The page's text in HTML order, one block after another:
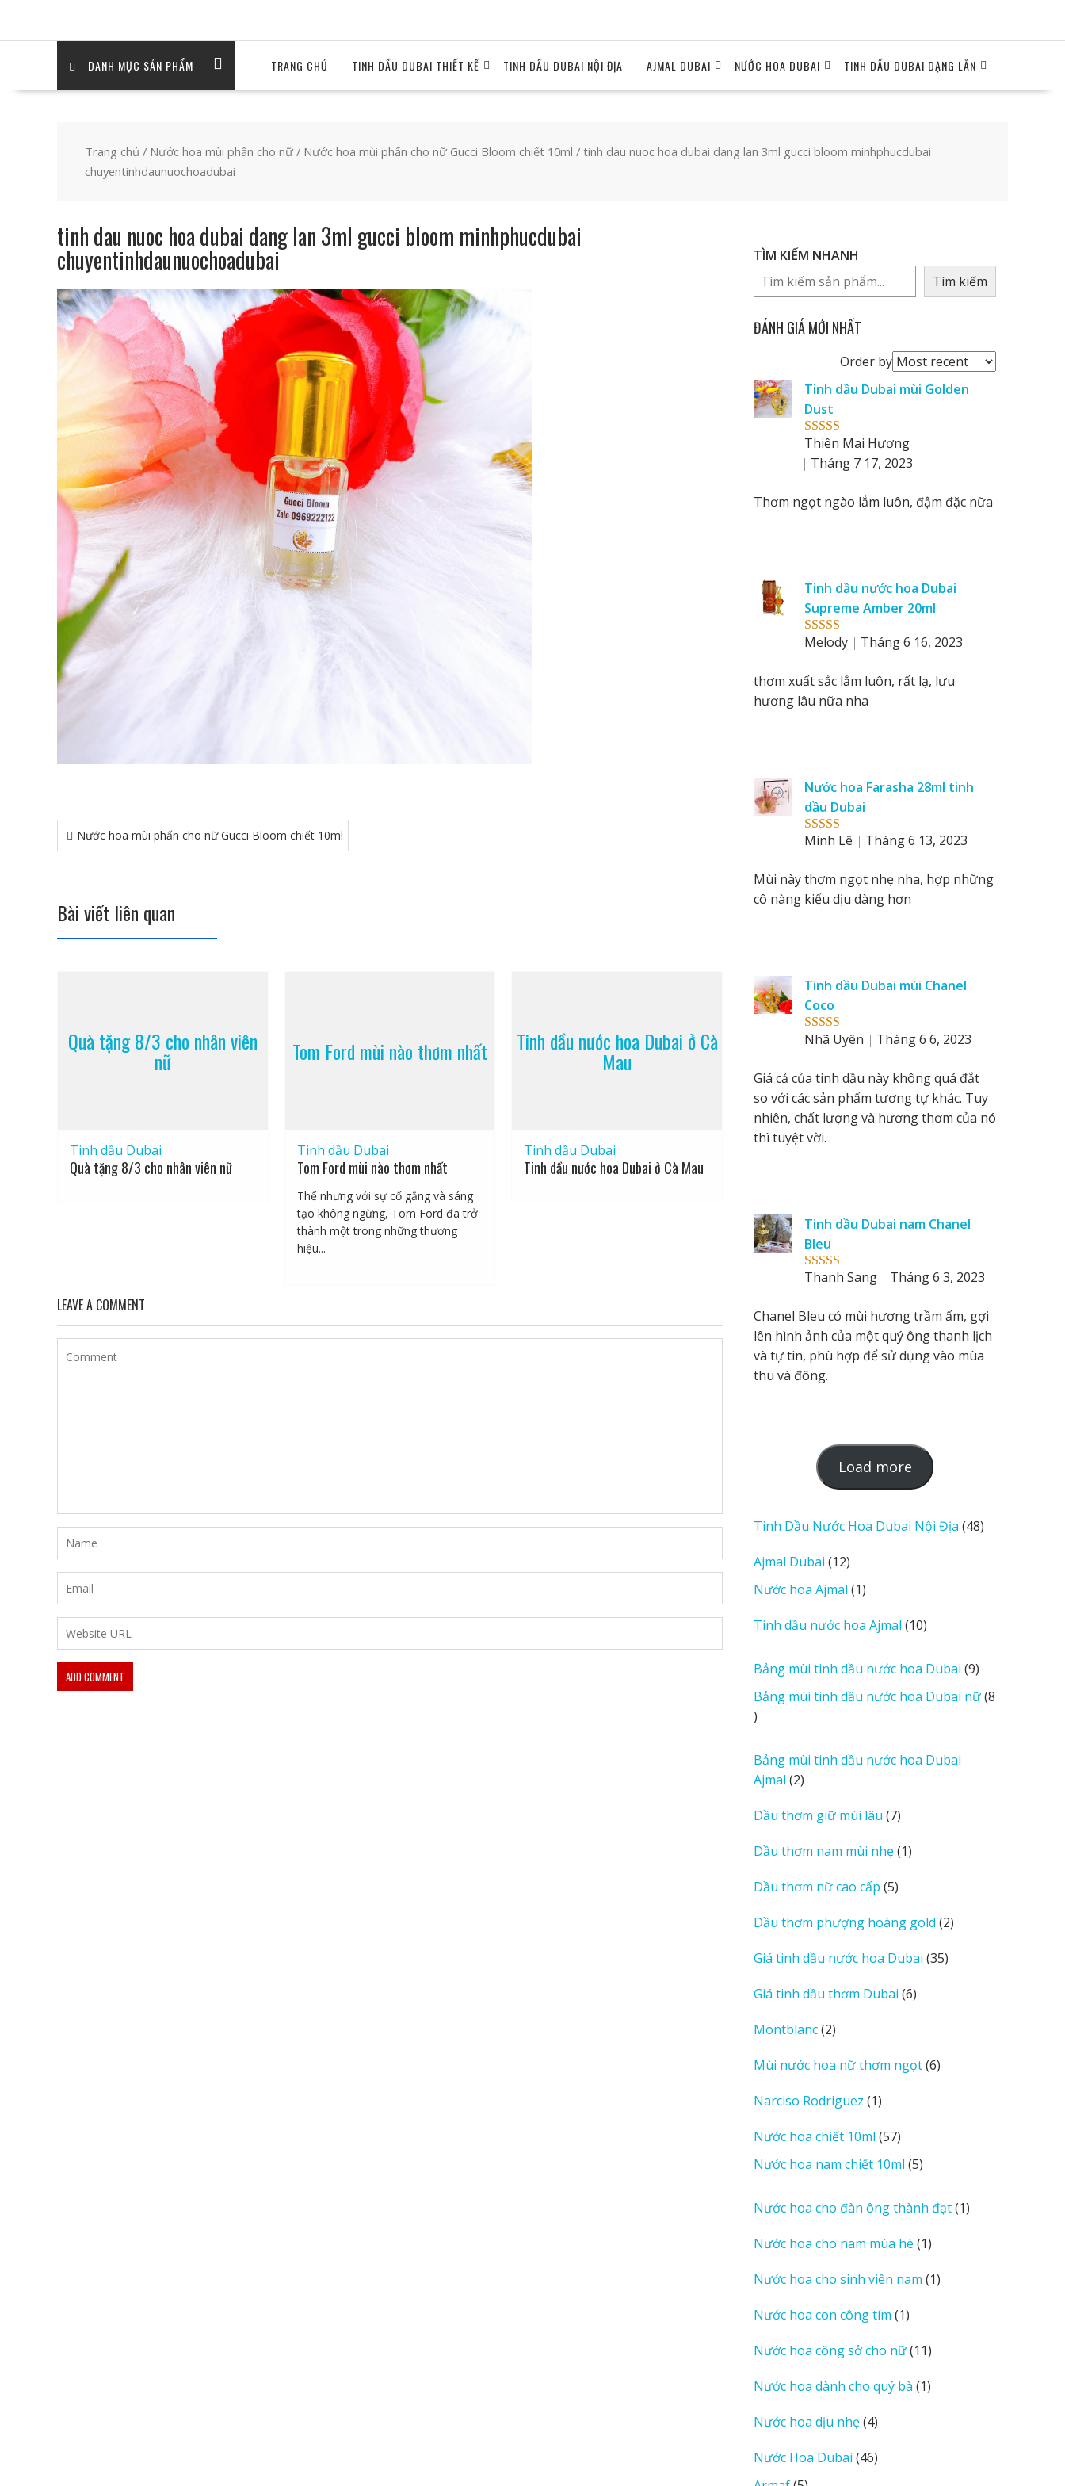
DANH MỤC SẢN PHẨM TRANG CHỦ TINH DẦU DUBAI THIẾT KẾ TINH DẦU DUBAI NỘI ĐỊA AJMAL DUBAI NƯỚC HOA DUBAI TINH DẦU DUBAI DẠNG LĂN
Trang chủ / Nước hoa mùi phấn cho nữ/ Nước hoa mùi phấn cho nữ Gucci Bloom chiết 10ml / tinh dau nuoc hoa dubai dang lan 3ml gucci bloom minhphucdubai
chuyentinhdaunuochoadubai
tinh dau nuoc hoa dubai dang lan 3ml gucci bloom minhphucdubai
chuyentinhdaunuochoadubai
Điều
hướng
Nước hoa mùi phấn cho nữ Gucci Bloom chiết 10ml
Bài viết liên quan
Quà tặng 8/3 cho nhân viên
nữ
Tinh dầu Dubai
Quà tặng 8/3 cho nhân viên nữ
Tom Ford mùi nào thơm nhất
Tinh dầu Dubai
Tom Ford mùi nào thơm nhất
Thế nhưng với sự cố gắng và sáng
tạo không ngừng, Tom Ford đã trở
thành một trong những thương
hiệu...
Tinh dầu nước hoa Dubai ở Cà
Mau
Tinh dầu Dubai
Tinh dầu nước hoa Dubai ở Cà Mau
LEAVE A COMMENT
TÌM KIẾM NHANH
Tìm kiếm
ĐÁNH GIÁ MỚI NHẤT
Order byOrder
reviews
by
Rated5 out
of 5
Tinh dầu Dubai mùi Golden
Dust
Thiên Mai Hương
Tháng 7 17, 2023
Thơm ngọt ngào lắm luôn, đậm đặc nữa
Rated5out
Tinh dầu nước hoa Dubai
Supreme Amber 20ml
Melody
Tháng 6 16, 2023
thơm xuất sắc lắm luôn, rất lạ, lưu
hương lâu nữa nha
Rated 5out
Nước hoa Farasha 28ml tinh
dầu Dubai
Minh Lê
Tháng 6 13, 2023
Mùi này thơm ngọt nhẹ nha, hợp những
cô nàng kiểu dịu dàng hơn
Rated5out
Tinh dầu Dubai mùi Chanel
Coco
Nhã Uyên
Tháng 6 6, 2023
Giá cả của tinh dầu này không quá đắt
so với các sản phẩm tương tự khác. Tuy
nhiên, chất lượng và hương thơm của nó
thì tuyệt vời.
Rated5 out
Tinh dầu Dubai nam Chanel
Bleu
Thanh Sang
Tháng 6 3, 2023
Chanel Bleu có mùi hương trầm ấm, gợi
lên hình ảnh của một quý ông thanh lịch
và tự tin, phù hợp để sử dụng vào mùa
thu và đông.
Load moreL
o
d
r
v
e
Tinh Dầu Nước Hoa Dubai Nội Địa 4848
Ajmal Dubai 1212
sản
phẩm
Nước hoa Ajmal 11
phẩm
Tinh dầu nước hoa Ajmal 1010
phẩm
Bảng mùi tinh dầu nước hoa Dubai 99
sản
phẩm
Bảng mùi tinh dầu nước hoa Dubai nữ 8
8
phẩm
Bảng mùi tinh dầu nước hoa Dubai
Ajmal 22
phẩm
Dầu thơm giữ mùi lâu 77
phẩm
Dầu thơm nam mùi nhẹ 11
Dầu thơm nữ cao cấp 55
phẩm
Dầu thơm phượng hoàng gold 22
Giá tinh dầu nước hoa Dubai 3535
Giá tinh dầu thơm Dubai 66
Montblanc 22
phẩm
Mùi nước hoa nữ thơm ngọt 66
Narciso Rodriguez 11
phẩm
Nước hoa chiết 10ml 5757
sản
phẩm
Nước hoa nam chiết 10ml 55
phẩm
Nước hoa cho đàn ông thành đạt 11
Nước hoa cho nam mùa hè 11
phẩm
Nước hoa cho sinh viên nam 11
Nước hoa con công tím 11
phẩm
Nước hoa công sở cho nữ 1111
phẩm
Nước hoa dành cho quý bà 11
Nước hoa dịu nhẹ 44
phẩm
Nước Hoa Dubai 4646